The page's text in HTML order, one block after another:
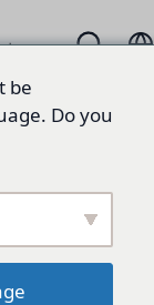
be
Do you